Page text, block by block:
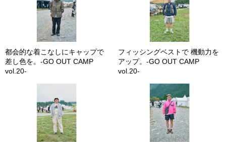
都会的な着こなしにキャップで
差し色を。-GO OUT CAMP
vol.20-
フィッシングベストで 機動力を
アップ。-GO OUT CAMP
vol.20-